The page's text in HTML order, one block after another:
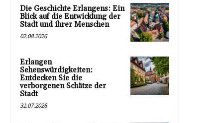
Die Geschichte Erlangens: Ein
Blick auf die Entwicklung der
Stadt und ihrer Menschen
02.08.2026
Erlangen
Sehenswürdigkeiten:
Entdecken Sie die
verborgenen Schätze der
Stadt
31.07.2026